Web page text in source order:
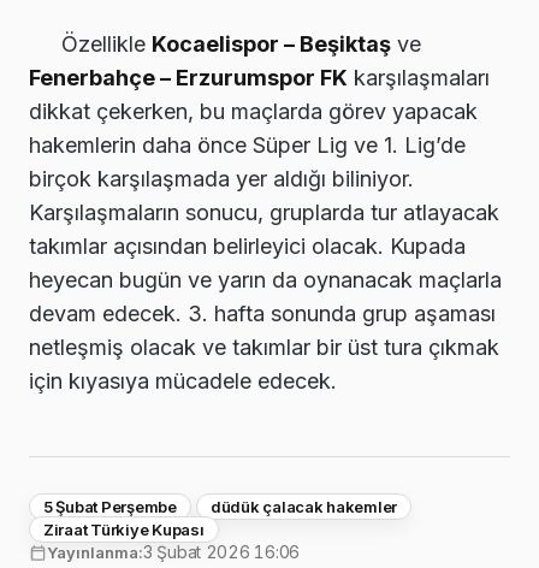
Özellikle Kocaelispor – Beşiktaş ve
Fenerbahçe – Erzurumspor FK karşılaşmaları
dikkat çekerken, bu maçlarda görev yapacak
hakemlerin daha önce Süper Lig ve 1. Lig’de
birçok karşılaşmada yer aldığı biliniyor.
Karşılaşmaların sonucu, gruplarda tur atlayacak
takımlar açısından belirleyici olacak. Kupada
heyecan bugün ve yarın da oynanacak maçlarla
devam edecek. 3. hafta sonunda grup aşaması
netleşmiş olacak ve takımlar bir üst tura çıkmak
için kıyasıya mücadele edecek.
5 Şubat Perşembe
düdük çalacak hakemler
Ziraat Türkiye Kupası
Yayınlanma:3 Şubat 2026 16:06